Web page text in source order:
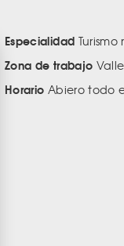
Especialidad Turismo
Zona de trabajo
Horario Abiero todo